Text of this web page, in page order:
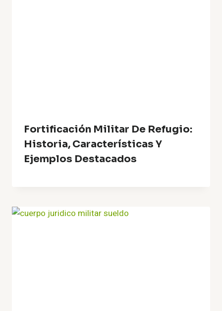
Fortificación Militar De Refugio:
Historia, Características Y
Ejemplos Destacados